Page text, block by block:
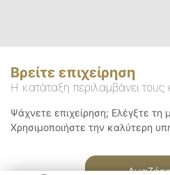
Βρείτε επιχείρηση
Η κατάταξη περιλαμβάνει
Ψάχνετε επιχείρηση; Ελέγξτε τη
Χρησιμοποιήστε την καλύτερη